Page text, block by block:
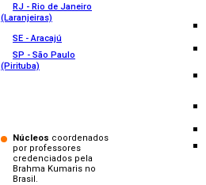
RJ - Rio de Janeiro
(Laranjeiras)
SE - Aracajú
SP - São Paulo
(Pirituba)
Núcleos coordenados
por professores
credenciados pela
Brahma Kumaris no
Brasil.